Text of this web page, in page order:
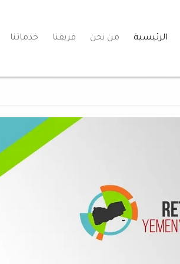
الرئيسية من نحن فريقنا خدماتنا